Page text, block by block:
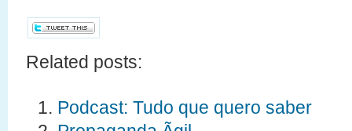
Related posts:
Podcast: Tudo que quero saber